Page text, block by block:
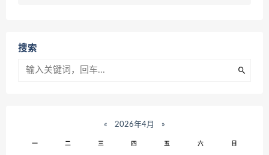
搜索
« 2026年4月 »
一 二 三 四 五 六 日